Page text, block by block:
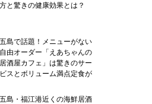
方と驚きの健康効果とは？
五島で話題！メニューがない
自由オーダー「えあちゃんの
居酒屋カフェ」は驚きのサー
ビスとボリューム満点定食が
五島・福江港近くの海鮮居酒